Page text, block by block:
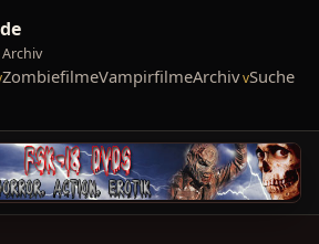
ZombiefilmeVampirfilmeArchiv Suche